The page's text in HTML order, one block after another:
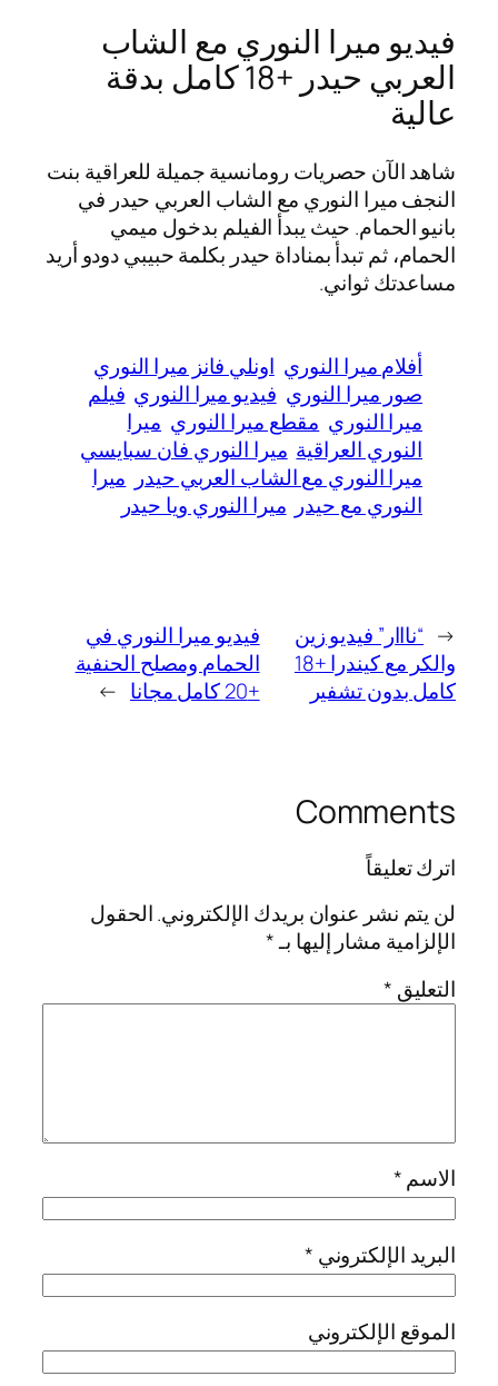
فيديو ميرا النوري مع الشاب
العربي حيدر +18 كامل بدقة
عالية
شاهد الآن حصريات رومانسية جميلة للعراقية بنت
النجف ميرا النوري مع الشاب العربي حيدر في
بانيو الحمام. حيث يبدأ الفيلم بدخول ميمي
الحمام، ثم تبدأ بمناداة حيدر بكلمة حبيبي دودو أريد
مساعدتك ثواني.
أفلام ميرا النوري اونلي فانز ميرا النوري
صور ميرا النوري فيديو ميرا النوري فيلم
ميرا النوري مقطع ميرا النوري ميرا
النوري العراقية ميرا النوري فان سبايسي
ميرا النوري مع الشاب العربي حيدر ميرا
النوري مع حيدر ميرا النوري ويا حيدر
← “نااار” فيديو زين
والكر مع كيندرا +18
كامل بدون تشفير
فيديو ميرا النوري في
الحمام ومصلح الحنفية
+20 كامل مجانا
→
Comments
اترك تعليقاً
لن يتم نشر عنوان بريدك الإلكتروني.الحقول
الإلزامية مشار إليها بـ*
التعليق *
الاسم*
البريد الإلكتروني *
الموقع الإلكتروني